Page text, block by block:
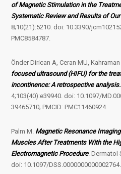
of Magnetic Stimulation in the
Systematic Review and Results of
8;10(21):5210. doi: 10.3390/
PMC8584787.
Önder Dirican A, Ceran MU, Kahraman
focused ultrasound (HIFU) for the
incontinence: A retrospective analysis.
4;103(40):e39940. doi: 10.1097/
39465710; PMCID: PMC11460924.
Palm M. Magnetic Resonance
Muscles After Treatments With the
Electromagnetic Procedure. Dermatol
doi: 10.1097/DSS.0000000000002764.